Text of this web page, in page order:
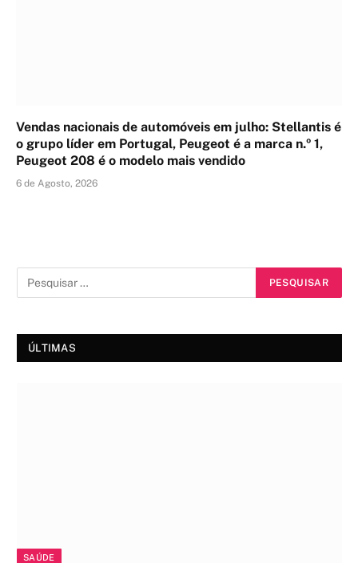
Vendas nacionais de automóveis em julho: Stellantis é
o grupo líder em Portugal, Peugeot é a marca n.º 1,
Peugeot 208 é o modelo mais vendido
6 de Agosto, 2026
ÚLTIMAS
SAÚDE